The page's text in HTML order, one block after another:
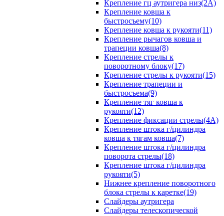
Крепление гц аутригера низ(2А)
Крепление ковша к
быстросъему(10)
Крепление ковша к рукояти(11)
Крепление рычагов ковша и
трапеции ковша(8)
Крепление стрелы к
поворотному блоку(17)
Крепление стрелы к рукояти(15)
Крепление трапеции и
быстросъема(9)
Крепление тяг ковша к
рукояти(12)
Крепление фиксации стрелы(4A)
Крепление штока г/цилиндра
ковша к тягам ковша(7)
Крепление штока г/цилиндра
поворота стрелы(18)
Крепление штока г/цилиндра
рукояти(5)
Нижнее крепление поворотного
блока стрелы к каретке(19)
Слайдеры аутригера
Слайдеры телескопической